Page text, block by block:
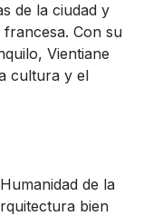
de la ciudad y
Con su
Vientiane
cultura y el
de la
bien